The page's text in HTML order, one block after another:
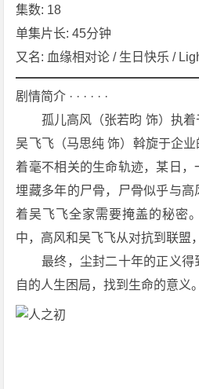
集数: 18
单集片长: 45分钟
又名: 血缘相对论 / 生日快乐 /
剧情简介 · · · · · ·
孤儿高风（张若昀 饰）执着
吴飞飞（马思纯 饰）斡旋于企
着毫不相关的生命轨迹，某日
埋藏多年的尸骨，尸骨似乎与
着吴飞飞全家需要掩盖的秘密
中，高风和吴飞飞从对抗到联盟
最终，尘封二十年的正义得
自的人生困局，找到生命的意义。